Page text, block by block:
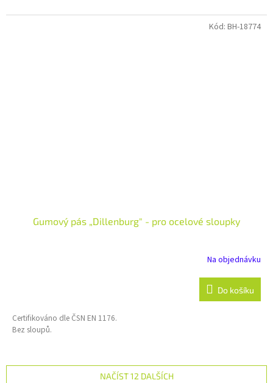
Gumový pás „Dillenburg" - pro ocelové sloupky
Na objednávku
Do košíku
Certifikováno dle ČSN EN 1176.
Bez sloupů.
Kód: BH-18774
NAČÍST 12 DALŠÍCH